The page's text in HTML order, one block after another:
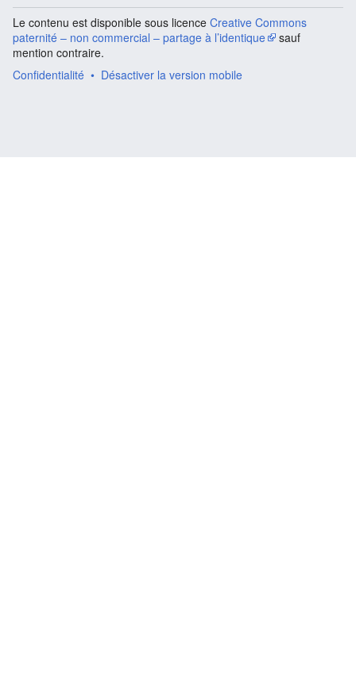
Le contenu est disponible sous licence Creative Commons
paternité – non commercial – partage à l’identique
sauf
mention contraire.
Confidentialité
Désactiver la version mobile